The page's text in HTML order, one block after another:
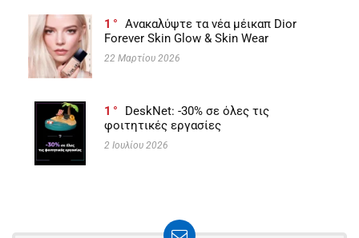
1
Ανακαλύψτε τα νέα μέικαπ Dior
Forever Skin Glow & Skin Wear
22 Μαρτίου 2026
1
DeskNet: -30% σε όλες τις
φοιτητικές εργασίες
2 Ιουλίου 2026